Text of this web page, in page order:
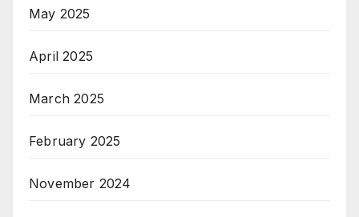
May 2025
April 2025
March 2025
February 2025
November 2024